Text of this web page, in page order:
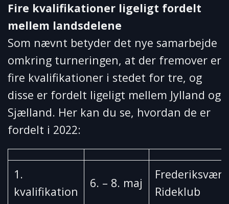
Fire kvalifikationer ligeligt fordelt
mellem landsdelene
Som nævnt betyder det nye samarbejde
omkring turneringen, at der fremover er
fire kvalifikationer i stedet for tre, og
disse er fordelt ligeligt mellem Jylland og
Sjælland. Her kan du se, hvordan de er
fordelt i 2022:
1.
kvalifikation
6. – 8. maj
Frederiksværk
Rideklub